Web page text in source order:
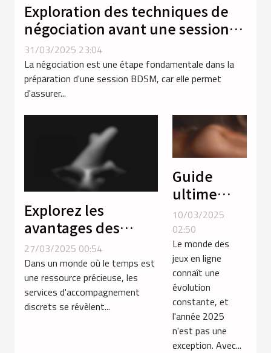
Exploration des techniques de
négociation avant une session
BDSM
31/03/2025 23:04
La négociation est une étape fondamentale dans la
préparation d'une session BDSM, car elle permet
d'assurer...
Explorez les
avantages des
services discrets
d'accompagnement
près des gares
27/03/2025 00:54
Dans un monde où le temps est
une ressource précieuse, les
services d'accompagnement
discrets se révèlent...
Guide
ultime
pour
choisir les
meilleurs
jeux de
sexe
gratuits en
2025
10/03/2025
02:50
Le monde des
jeux en ligne
connaît une
évolution
constante, et
l'année 2025
n'est pas une
exception. Avec...